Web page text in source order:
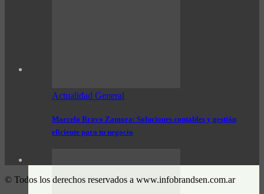
Actualidad General
Marcelo Bravo Zamora: Soluciones contables y gestión
eficiente para tu negocio
© Todos los derechos reservados a www.infobrandsen.com.ar